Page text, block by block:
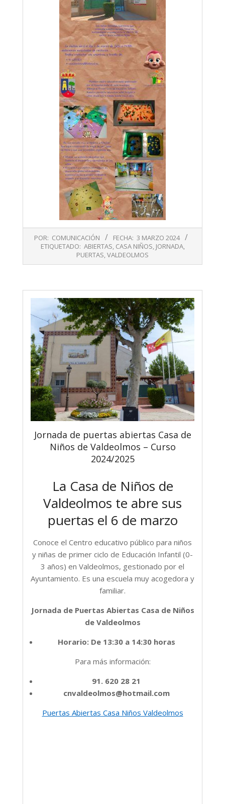
POR: COMUNICACIÓN FECHA: 3 MARZO 2024
ETIQUETADO: ABIERTAS, CASA NIÑOS, JORNADA,
PUERTAS,VALDEOLMOS
Jornada de puertas abiertas Casa de
Niños de Valdeolmos – Curso
2024/2025
La Casa de Niños de
Valdeolmos te abre sus
puertas el 6 de marzo
Conoce el Centro educativo público para niños
y niñas de primer ciclo de Educación Infantil (0-
3 años) en Valdeolmos, gestionado por el
Ayuntamiento. Es una escuela muy acogedora y
familiar.
Jornada de Puertas Abiertas Casa de Niños
de Valdeolmos
Horario: De 13:30 a 14:30 horas
Para más información:
91. 620 28 21
cnvaldeolmos@hotmail.com
Puertas Abiertas Casa Niños Valdeolmos